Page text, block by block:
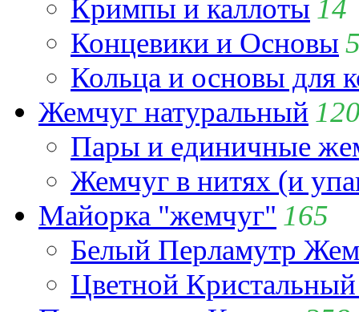
Кримпы и каллоты 14
Концевики и Основы
Кольца и основы для
Жемчуг натуральный
Пары и единичные
Жемчуг в нитях (и
Майорка "жемчуг" 165
Белый Перламутр
Цветной